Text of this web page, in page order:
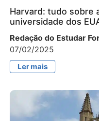
Harvard: tudo sobre
universidade dos
Redação do Estudar
07/02/2025
Ler mais